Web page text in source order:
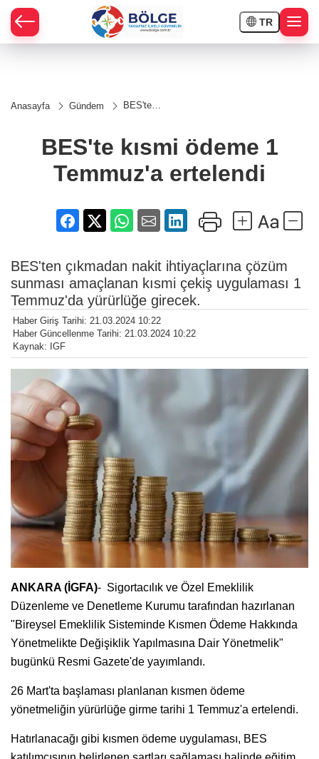
TR
Anasayfa Gündem
BES'te
Temmuz'a
ertelendi
BES'te kısmi ödeme 1
Temmuz'a ertelendi
BES'ten çıkmadan nakit ihtiyaçlarına çözüm
sunması amaçlanan kısmi çekiş uygulaması 1
Temmuz'da yürürlüğe girecek.
Haber Giriş Tarihi: 21.03.2024 10:22
Haber Güncellenme Tarihi: 21.03.2024 10:22
Kaynak: IGF
ANKARA (İGFA)- Sigortacılık ve Özel Emeklilik
Düzenleme ve Denetleme Kurumu tarafından hazırlanan
"Bireysel Emeklilik Sisteminde Kısmen Ödeme Hakkında
Yönetmelikte Değişiklik Yapılmasına Dair Yönetmelik"
bugünkü Resmi Gazete'de yayımlandı.
26 Mart'ta başlaması planlanan kısmen ödeme
yönetmeliğin yürürlüğe girme tarihi 1 Temmuz'a ertelendi.
Hatırlanacağı gibi kısmen ödeme uygulaması, BES